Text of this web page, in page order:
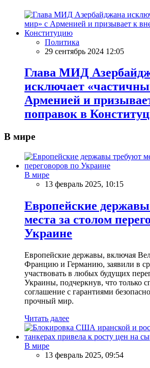
Политика
29 сентябрь 2024 12:05
Глава МИД
исключает
Арменией и
поправок в
В мире
В мире
13 февраль 2025, 10:15
Европейские
места за столом
Украине
Европейские державы, включая
Францию и Германию, заявили в
участвовать в любых будущих
Украины, подчеркнув, что только
соглашение с гарантиями
прочный мир.
Читать далее
В мире
13 февраль 2025, 09:54